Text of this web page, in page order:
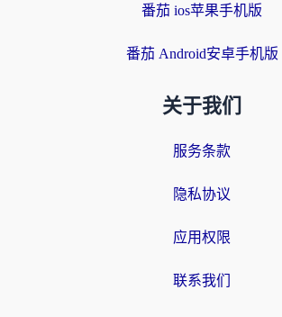
番茄 ios苹果手机版
番茄 Android安卓手机版
关于我们
服务条款
隐私协议
应用权限
联系我们